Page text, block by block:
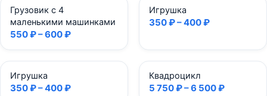
Грузовик с 4
маленькими машинками
550 ₽ – 600 ₽
Игрушка
350 ₽ – 400 ₽
Игрушка
350 ₽ – 400 ₽
Квадроцикл
5 750 ₽ – 6 500 ₽